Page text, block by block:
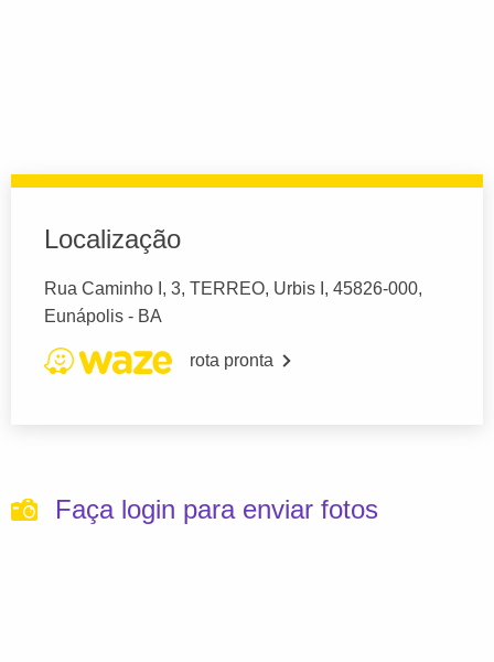
Localização
Rua Caminho I, 3, TERREO, Urbis I, 45826-000,
Eunápolis - BA
rota pronta
Faça login para enviar fotos